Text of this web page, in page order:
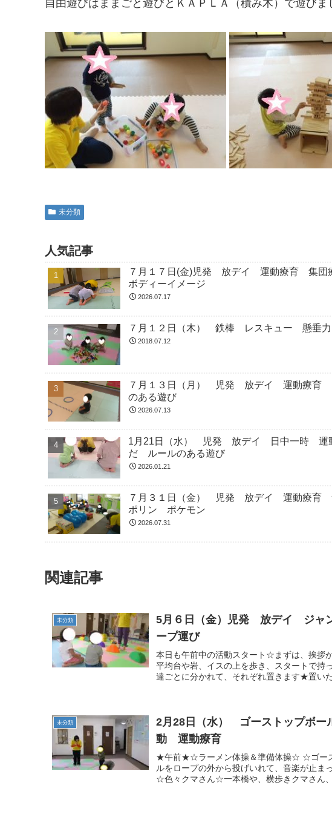
自由遊びはままごと遊びとＫＡＰＬＡ（積み木）で遊びま
未分類
人気記事
７月１７日(金)児発 放デイ 運動療育 集
ボディーイメージ
2026.07.17
７月１２日（木） 鉄棒 レスキュー 懸垂
2018.07.12
７月１３日（月） 児発 放デイ 運動療
のある遊び
2026.07.13
1月21日（水） 児発 放デイ 日中一時 運
だ ルールのある遊び
2026.01.21
７月３１日（金） 児発 放デイ 運動療
ポリン ポケモン
2026.07.31
関連記事
未分類
5月６日（金）児発 放デイ ジ
ープ運び
本日も午前中の活動スタート☆まずは、挨拶
平均台や岩、イスの上を歩き、スタートで持
達ごとに分かれて、それぞれ置きます★置い
未分類
2月28日（水） ゴーストップボ
動 運動療育
★午前★☆ラーメン体操＆準備体操☆ ☆ゴー
ルをロープの外から投げいれて、音楽が止ま
☆色々クマさん☆一本橋や、横歩きクマさん